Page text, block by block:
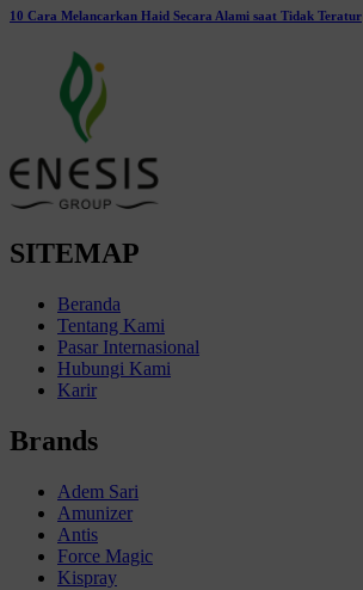
10 Cara Melancarkan Haid Secara Alami saat Tidak Teratur
SITEMAP
Beranda
Tentang Kami
Pasar Internasional
Hubungi Kami
Karir
Brands
Adem Sari
Amunizer
Antis
Force Magic
Kispray